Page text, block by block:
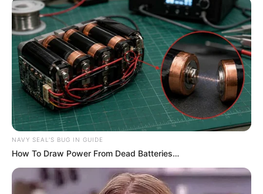
NAVY SEAL'S BUG IN GUIDE
How To Draw Power From Dead Batteries…